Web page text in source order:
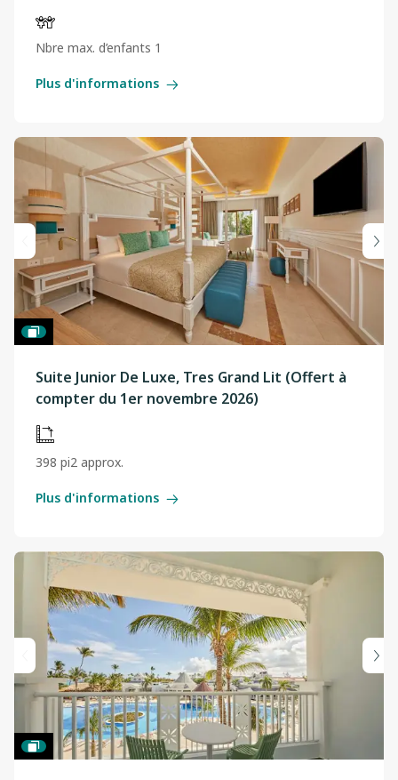
Nbre max. d’enfants 1
Plus d'informations
Suite Junior De Luxe, Tres Grand Lit (Offert à
compter du 1er novembre 2026)
398 pi2 approx.
Plus d'informations